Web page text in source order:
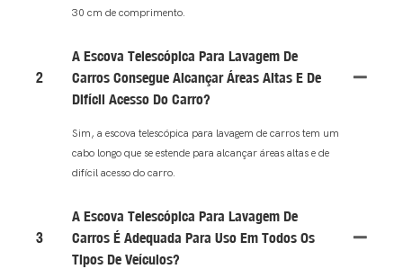
30 cm de comprimento.
2
A Escova Telescópica Para Lavagem De
Carros Consegue Alcançar Áreas Altas E De
Difícil Acesso Do Carro?
Sim, a escova telescópica para lavagem de carros tem um
cabo longo que se estende para alcançar áreas altas e de
difícil acesso do carro.
3
A Escova Telescópica Para Lavagem De
Carros É Adequada Para Uso Em Todos Os
Tipos De Veículos?